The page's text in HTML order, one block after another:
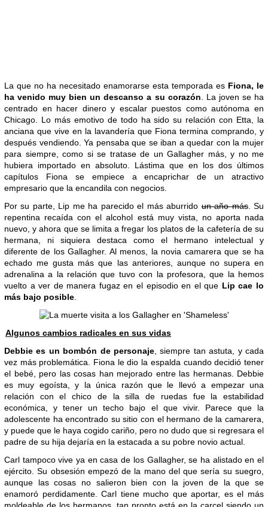
La que no ha necesitado enamorarse esta temporada es Fiona, le
ha venido muy bien un descanso a su corazón . La joven se ha
centrado en hacer dinero y escalar puestos como autónoma en
Chicago. Lo más emotivo de todo ha sido su relación con Etta, la
anciana que vive en la lavandería que Fiona termina comprando, y
después vendiendo. Ya pensaba que se iban a quedar con la mujer
para siempre, como si se tratase de un Gallagher más, y no me
hubiera importado en absoluto. Lástima que en los dos últimos
capítulos Fiona se empiece a encaprichar de un atractivo
empresario que la encandila con negocios.
Por su parte, Lip me ha parecido el más aburridoun año más. Su
repentina recaída con el alcohol está muy vista, no aporta nada
nuevo, y ahora que se limita a fregar los platos de la cafetería de su
hermana, ni siquiera destaca como el hermano intelectual y
diferente de los Gallagher. Al menos, la novia camarera que se ha
echado me gusta más que las anteriores, aunque no supera en
adrenalina a la relación que tuvo con la profesora, que la hemos
vuelto a ver de manera fugaz en el episodio en el que Lip cae lo
más bajo posible
Algunos cambios radicales en sus vidas
Debbie es un bombón de personaje , siempre tan astuta, y cada
vez más problemática. Fiona le dio la espalda cuando decidió tener
el bebé, pero las cosas han mejorado entre las hermanas. Debbie
es muy egoísta, y la única razón que le llevó a empezar una
relación con el chico de la silla de ruedas fue la estabilidad
económica, y tener un techo bajo el que vivir. Parece que la
adolescente ha encontrado su sitio con el hermano de la camarera,
y puede que le haya cogido cariño, pero no dudo que si regresara el
padre de su hija dejaría en la estacada a su pobre novio actual.
Carl tampoco vive ya en casa de los Gallagher, se ha alistado en el
ejército. Su obsesión empezó de la mano del que sería su suegro,
aunque las cosas no salieron bien con la joven de la que se
enamoró perdidamente. Carl tiene mucho que aportar, es el más